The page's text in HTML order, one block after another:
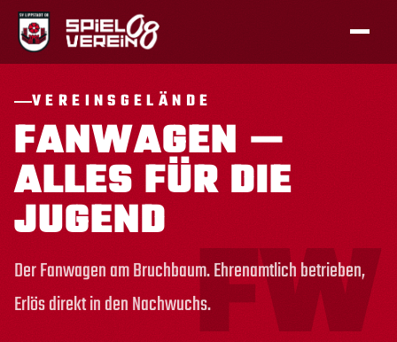
VEREINSGELÄNDE
FANWAGEN —
ALLES FÜR DIE
JUGEND
Der Fanwagen am Bruchbaum. Ehrenamtlich betrieben,
Erlös direkt in den Nachwuchs.